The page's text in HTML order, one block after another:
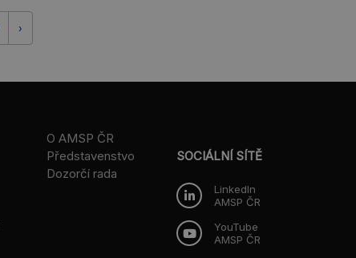
›
O AMSP ČR
Představenstvo
Dozorčí rada
SOCIÁLNÍ SÍTĚ
LinkedIn
AMSP ČR
YouTube
AMSP ČR